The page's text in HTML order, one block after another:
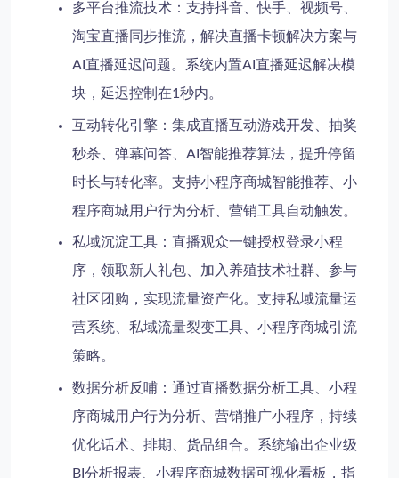
多平台推流技术 ：支持抖音、快手、视频号、
淘宝直播同步推流，解决直播卡顿解决方案与
AI直播延迟问题。系统内置AI直播延迟解决模
块，延迟控制在1秒内。
互动转化引擎 ：集成直播互动游戏开发、抽奖
秒杀、弹幕问答、AI智能推荐算法，提升停留
时长与转化率。支持小程序商城智能推荐、小
程序商城用户行为分析、营销工具自动触发。
私域沉淀工具 ：直播观众一键授权登录小程
序，领取新人礼包、加入养殖技术社群、参与
社区团购，实现流量资产化。支持私域流量运
营系统、私域流量裂变工具、小程序商城引流
策略。
数据分析反哺 ：通过直播数据分析工具、小程
序商城用户行为分析、营销推广小程序，持续
优化话术、排期、货品组合。系统输出企业级
BI分析报表、小程序商城数据可视化看板，指